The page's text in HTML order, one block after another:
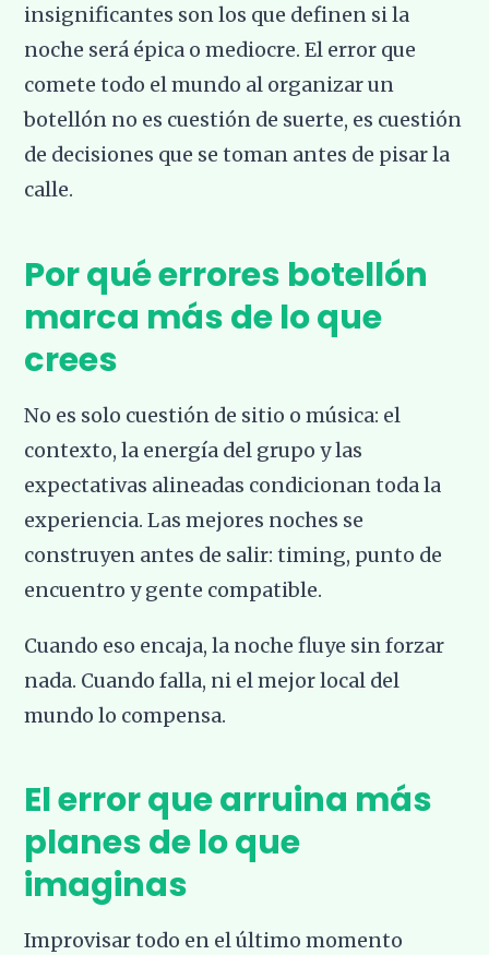
insignificantes son los que definen si la
noche será épica o mediocre. El error que
comete todo el mundo al organizar un
botellón no es cuestión de suerte, es cuestión
de decisiones que se toman antes de pisar la
calle.
Por qué errores botellón
marca más de lo que
crees
No es solo cuestión de sitio o música: el
contexto, la energía del grupo y las
expectativas alineadas condicionan toda la
experiencia. Las mejores noches se
construyen antes de salir: timing, punto de
encuentro y gente compatible.
Cuando eso encaja, la noche fluye sin forzar
nada. Cuando falla, ni el mejor local del
mundo lo compensa.
El error que arruina más
planes de lo que
imaginas
Improvisar todo en el último momento